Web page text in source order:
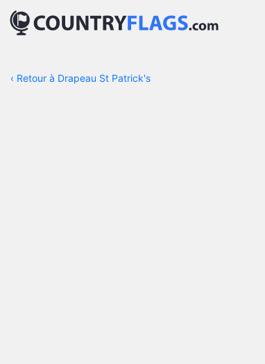
‹ Retour à Drapeau St Patrick's